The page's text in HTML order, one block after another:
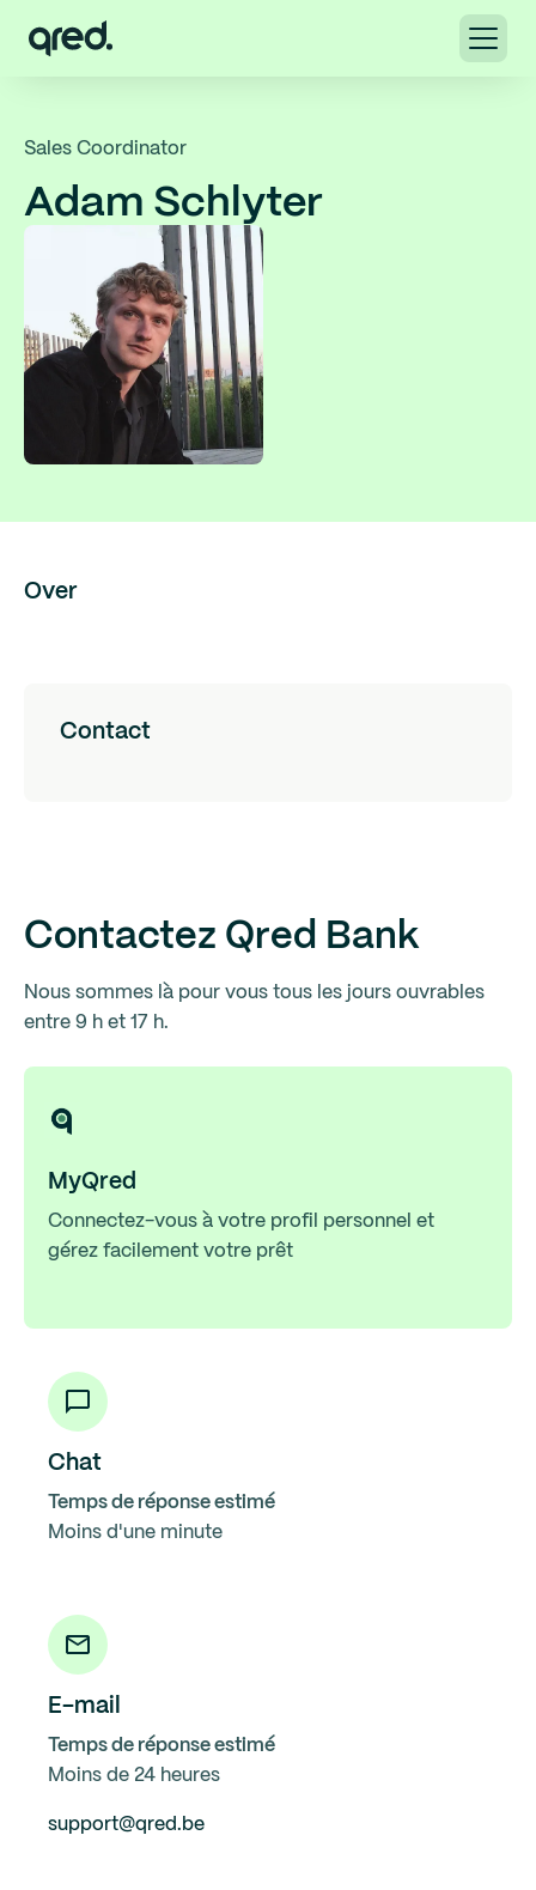
Sales Coordinator
Adam Schlyter
Over
Contact
Contactez Qred Bank
Nous sommes là pour vous tous les jours ouvrables
entre 9 h et 17 h.
MyQred
Connectez-vous à votre profil personnel et
gérez facilement votre prêt
Chat
Temps de réponse estimé
Moins d'une minute
E-mail
Temps de réponse estimé
Moins de 24 heures
support@qred.be